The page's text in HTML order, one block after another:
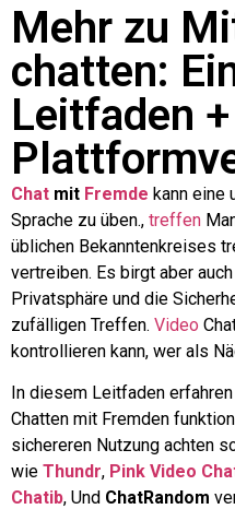
Mehr zu
chatten:
Leitfaden +
Chat mit Fremde kann eine
Sprache zu üben., treffen
üblichen Bekanntenkreises
vertreiben. Es birgt aber
Privatsphäre und die
zufälligen Treffen. Video
kontrollieren kann, wer als
In diesem Leitfaden
Chatten mit Fremden
sichereren Nutzung achten
wie Thundr, Pink Video
Chatib, Und ChatRandom